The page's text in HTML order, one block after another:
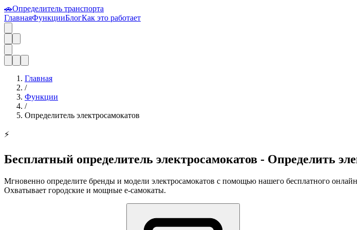
🚗Определитель транспорта
ГлавнаяФункцииБлогКак это работает
Главная
/
Функции
/
Определитель электросамокатов
⚡
Бесплатный определитель электросамокатов - Определить
Мгновенно определите бренды и модели электросамокатов с помощью нашего бесплатного онлайн
Охватывает городские и мощные e-самокаты.